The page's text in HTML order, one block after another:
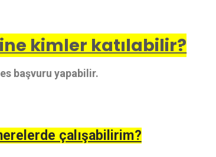
kimler katılabilir?
başvuru yapabilir.
çalışabilirim?